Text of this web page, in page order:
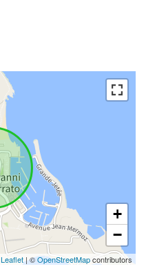
+
−
Leaflet| ©OpenStreetMapcontributors